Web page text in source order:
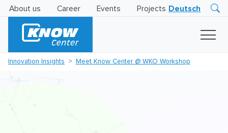
About us Career Events Projects Deutsch
Insights
Innovation Insights Meet Know Center @ WKO Workshop